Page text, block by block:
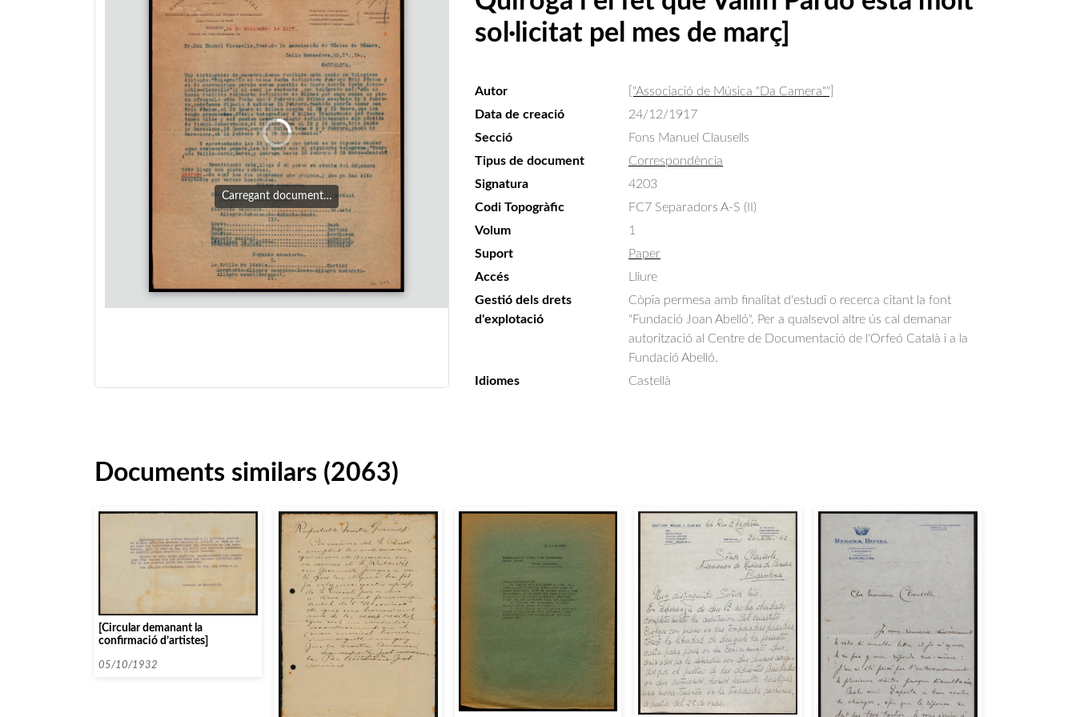
Carregant document…
sol·licitat pel mes de març]
Autor
["Associació de Música "Da Camera""]
Data de creació
24/12/1917
Secció
Fons Manuel Clausells
Tipus de document
Correspondència
Signatura
4203
Codi Topogràfic
FC7 Separadors A-S (II)
Volum
1
Suport
Paper
Accés
Lliure
Gestió dels drets
d'explotació
Còpia permesa amb finalitat d'estudi o recerca citant la font
"Fundació Joan Abelló". Per a qualsevol altre ús cal demanar
autorització al Centre de Documentació de l'Orfeó Català i a la
Fundació Abelló.
Idiomes
Castellà
Documents similars (2063)
[Circular demanant la
confirmació d’artistes]
05/10/1932